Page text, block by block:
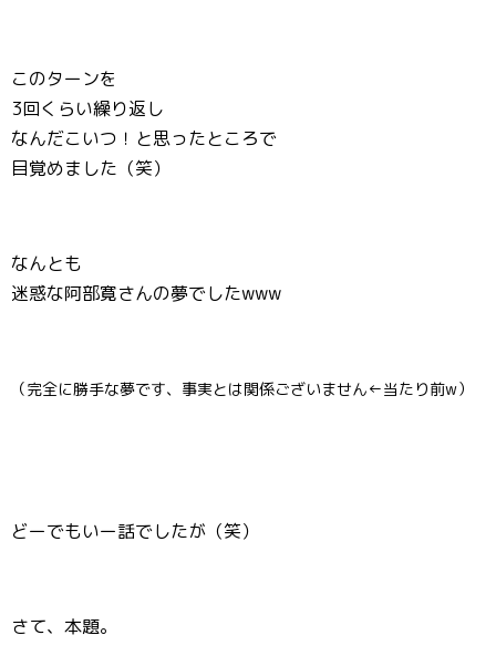
このターンを
3回くらい繰り返し
なんだこいつ！と思ったところで
目覚めました（笑）
なんとも
迷惑な阿部寛さんの夢でしたwww
（完全に勝手な夢です、事実とは関係ございません←当たり前w）
どーでもいー話でしたが（笑）
さて、本題。